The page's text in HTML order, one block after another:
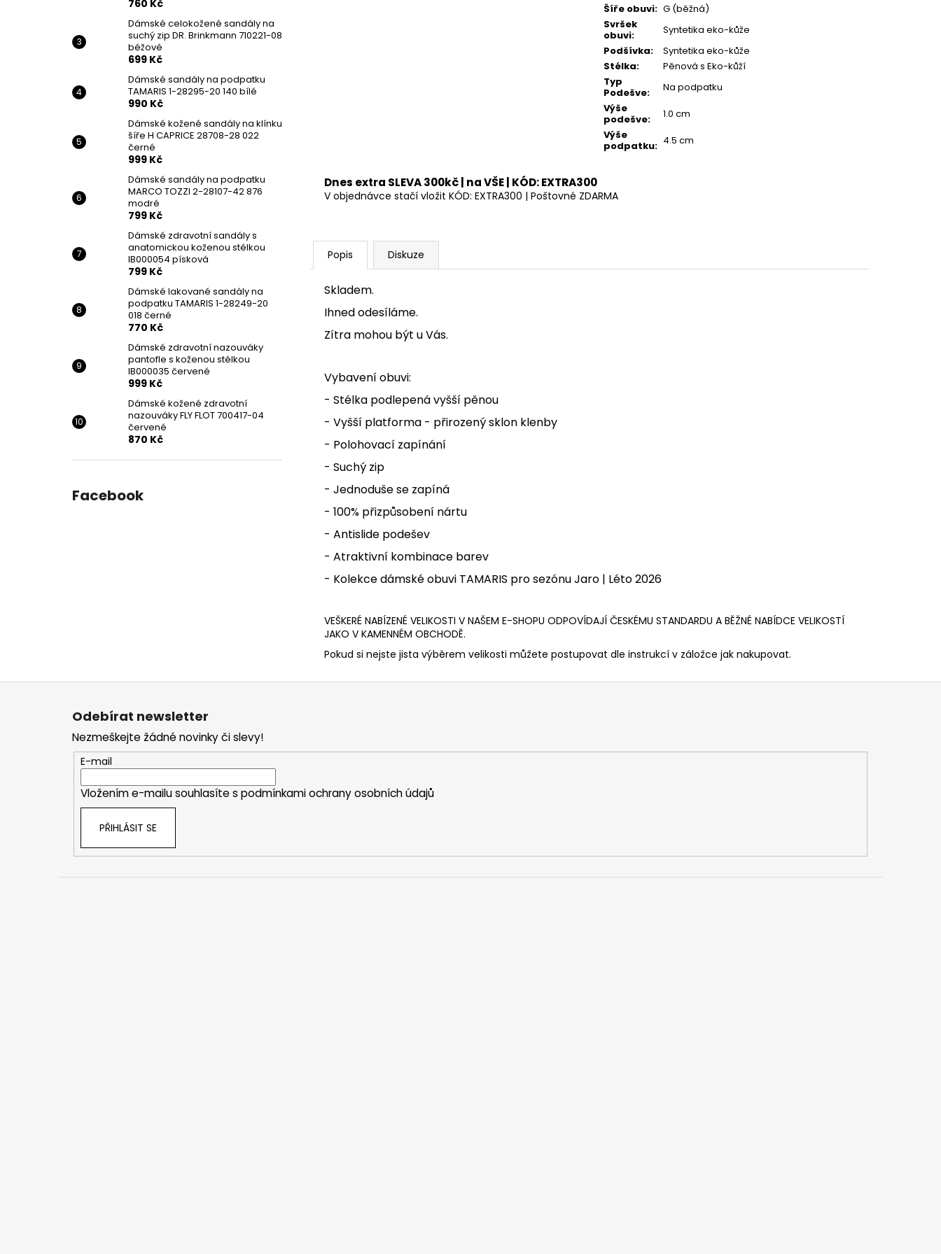
760 Kč
Dámské celokožené sandály na
suchý zip DR. Brinkmann 710221-08
béžové
699 Kč
Dámské sandály na podpatku
TAMARIS 1-28295-20 140 bílé
990 Kč
Dámské kožené sandály na klínku
šíře H CAPRICE 28708-28 022
černé
999 Kč
Dámské sandály na podpatku
MARCO TOZZI 2-28107-42 876
modré
799 Kč
Dámské zdravotní sandály s
anatomickou koženou stélkou
IB000054 písková
799 Kč
Dámské lakované sandály na
podpatku TAMARIS 1-28249-20
018 černé
770 Kč
Dámské zdravotní nazouváky
pantofle s koženou stélkou
IB000035 červené
999 Kč
Dámské kožené zdravotní
nazouváky FLY FLOT 700417-04
červené
870 Kč
Facebook
Šíře obuvi: G (běžná)
Svršek
obuvi:
Syntetika eko-kůže
Podšívka:
Syntetika eko-kůže
Stélka:
Pěnová s Eko-kůží
Typ
Podešve:
Na podpatku
Výše
podešve:
1.0 cm
Výše
podpatku: 4.5 cm
Dnes extra SLEVA 300kč | na VŠE | KÓD: EXTRA300
V objednávce stačí vložit KÓD: EXTRA300 | Poštovné ZDARMA
Popis Diskuze
Skladem.
Ihned odesíláme.
Zítra mohou být u Vás.
Vybavení obuvi:
- Stélka podlepená vyšší pěnou
- Vyšší platforma - přirozený sklon klenby
- Polohovací zapínání
- Suchý zip
- Jednoduše se zapíná
- 100% přizpůsobení nártu
- Antislide podešev
- Atraktivní kombinace barev
- Kolekce dámské obuvi TAMARIS pro sezónu Jaro | Léto 2026
VEŠKERÉ NABÍZENÉ VELIKOSTI V NAŠEM E-SHOPU ODPOVÍDAJÍ ČESKÉMU STANDARDU A BĚŽNÉ NABÍDCE VELIKOSTÍ
JAKO V KAMENNÉM OBCHODĚ.
Pokud si nejste jista výběrem velikosti můžete postupovat dle instrukcí v záložce jak nakupovat.
Z
Odebírat newsletter
Nezmeškejte žádné novinky či slevy!
E-mail
Vložením e-mailu souhlasíte s podmínkami ochrany osobních údajů
PŘIHLÁSIT SE